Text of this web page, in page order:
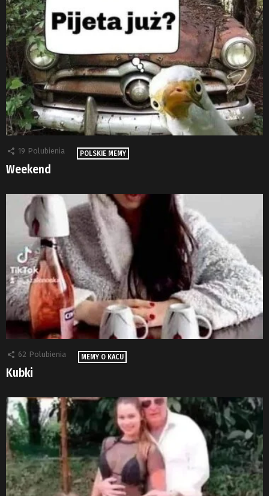
19 Polubienia POLSKIE MEMY
Weekend
62 Polubienia MEMY O KACU
Kubki